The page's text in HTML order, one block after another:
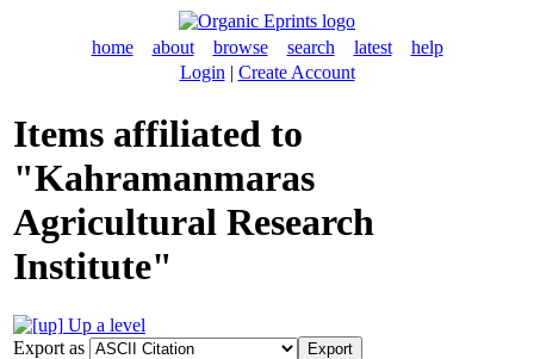
home about browse search latest
help
Login | Create Account
Items affiliated to
"Kahramanmaras
Agricultural Research
Institute"
Up a level
Export as